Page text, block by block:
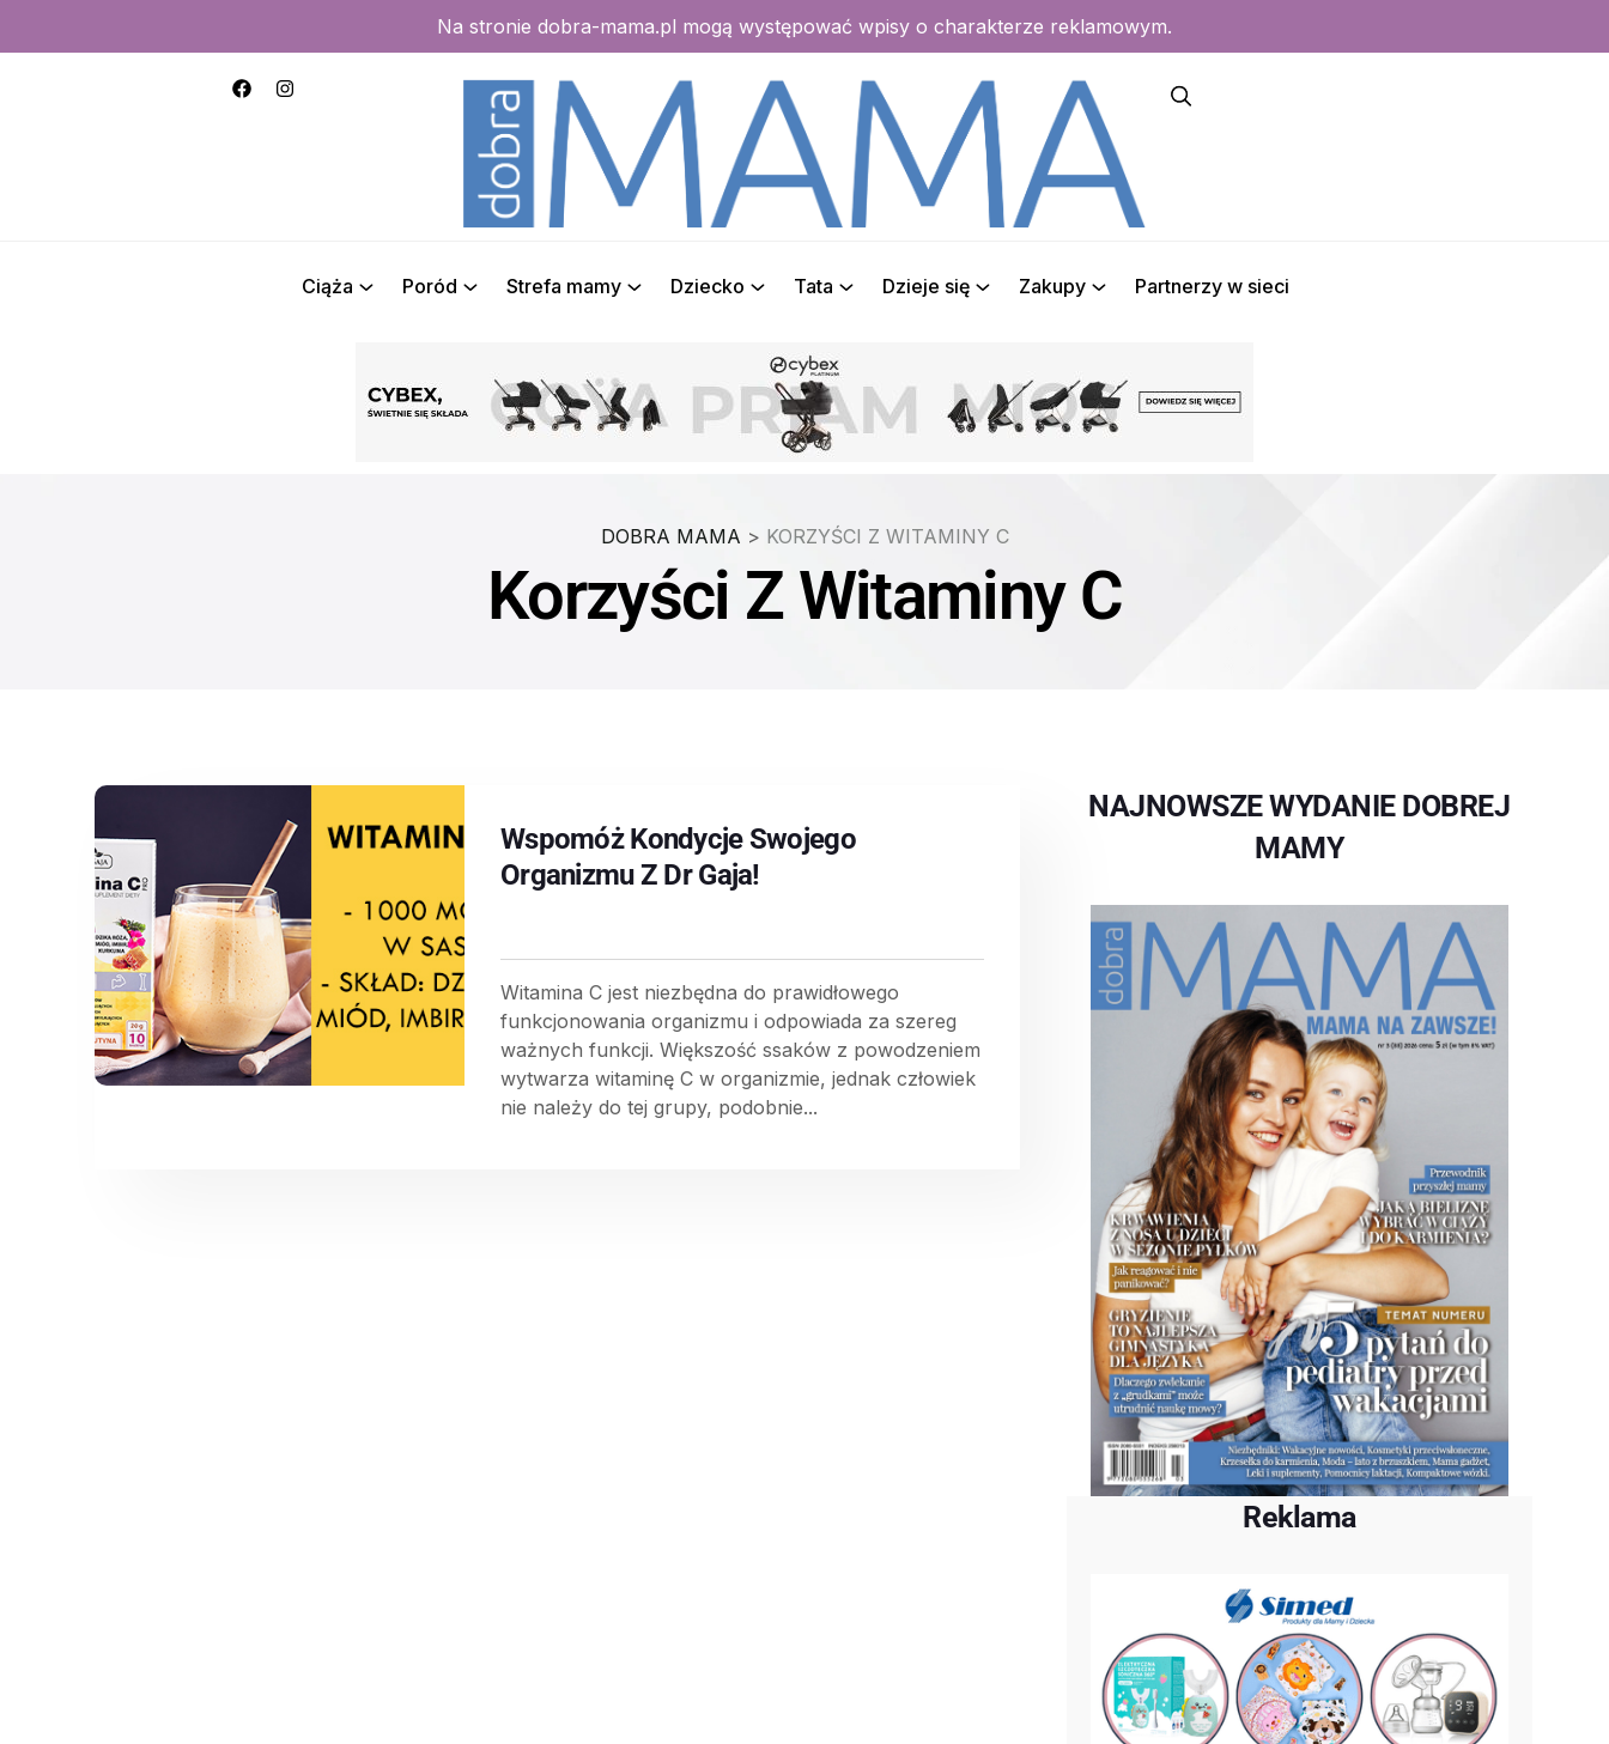
Na stronie dobra-mama.pl mogą występować wpisy o charakterze reklamowym.
Ciąża Poród Strefa mamy Dziecko Tata Dzieje się Zakupy Partnerzy w sieci
DOBRA MAMA > KORZYŚCI Z WITAMINY C
Korzyści Z Witaminy C
Wspomóż Kondycje Swojego
Organizmu Z Dr Gaja!
Witamina C jest niezbędna do prawidłowego
funkcjonowania organizmu i odpowiada za szereg
ważnych funkcji. Większość ssaków z powodzeniem
wytwarza witaminę C w organizmie, jednak człowiek
nie należy do tej grupy, podobnie...
NAJNOWSZE WYDANIE DOBREJ
MAMY
Reklama